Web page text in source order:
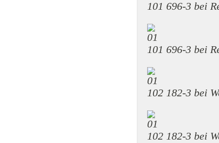
101 696-3 bei
101 696-3 bei
102 182-3 bei
102 182-3 bei